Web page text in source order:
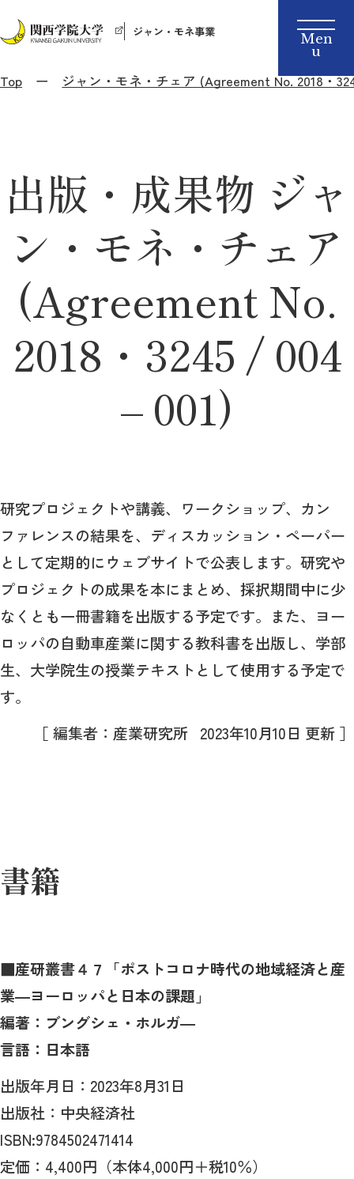
ジャン・モネ事業
Top ジャン・モネ・チェア (Agreement No. 2018・
出版・成果物 ジャ
ン・モネ・チェア
(Agreement No.
2018・3245 / 004
– 001)
研究プロジェクトや講義、ワークショップ、カン
ファレンスの結果を、ディスカッション・ペーパー
として定期的にウェブサイトで公表します。研究や
プロジェクトの成果を本にまとめ、採択期間中に少
なくとも一冊書籍を出版する予定です。また、ヨー
ロッパの自動車産業に関する教科書を出版し、学部
生、大学院生の授業テキストとして使用する予定で
す。
［ 編集者：産業研究所 2023年10月10日 更新 ］
書籍
■産研叢書４７「ポストコロナ時代の地域経済と産
業―ヨーロッパと日本の課題」
編著：ブングシェ・ホルガ―
言語：日本語
出版年月日：2023年8月31日
出版社：中央経済社
ISBN:9784502471414
定価：4,400円（本体4,000円＋税10％）